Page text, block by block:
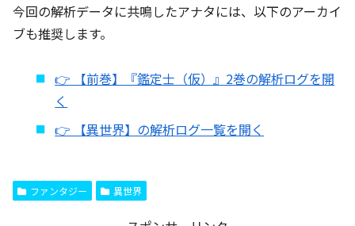
今回の解析データに共鳴したアナタには、以下のアーカイ
ブも推奨します。
👉 【前巻】『鑑定士（仮）』2巻の解析ログを開
く
👉 【異世界】の解析ログ一覧を開く
ファンタジー 異世界